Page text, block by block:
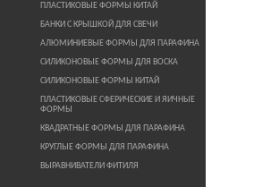
ПЛАСТИКОВЫЕ ФОРМЫ КИТАЙ
БАНКИ С КРЫШКОЙ ДЛЯ СВЕЧИ
АЛЮМИНИЕВЫЕ ФОРМЫ ДЛЯ ПАРАФИНА
СИЛИКОНОВЫЕ ФОРМЫ ДЛЯ ВОСКА
СИЛИКОНОВЫЕ ФОРМЫ КИТАЙ
ПЛАСТИКОВЫЕ СФЕРИЧЕСКИЕ И ЯИЧНЫЕ
ФОРМЫ
КВАДРАТНЫЕ ФОРМЫ ДЛЯ ПАРАФИНА
КРУГЛЫЕ ФОРМЫ ДЛЯ ПАРАФИНА
ВЫРАВНИВАТЕЛИ ФИТИЛЯ